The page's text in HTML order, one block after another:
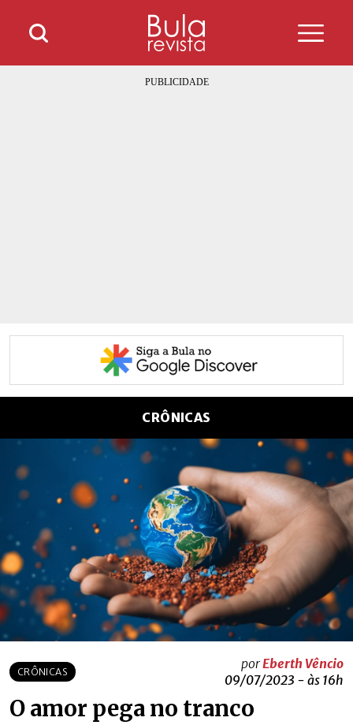
CRÔNICAS
CRÔNICAS
porEberth Vêncio
09/07/2023 - às 16h
O amor pega no tranco